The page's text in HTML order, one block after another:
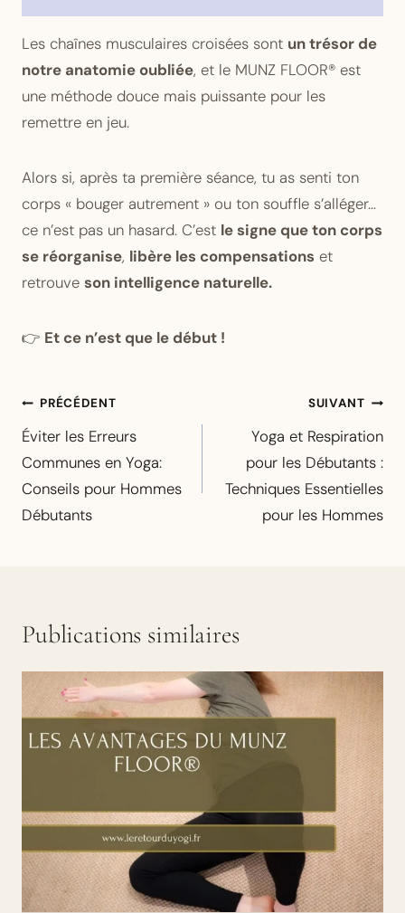
Les chaînes musculaires croisées sont un trésor de
notre anatomie oubliée, et le MUNZ FLOOR® est
une méthode douce mais puissante pour les
remettre en jeu.
Alors si, après ta première séance, tu as senti ton
corps « bouger autrement » ou ton souffle s’alléger…
ce n’est pas un hasard. C’est le signe que ton corps
se réorganise, libère les compensations et
retrouve son intelligence naturelle.
👉 Et ce n’est que le début !
Navigation
de
l’article
PRÉCÉDENT
Éviter les Erreurs
Communes en Yoga:
Conseils pour Hommes
Débutants
SUIVANT
Yoga et Respiration
pour les Débutants :
Techniques Essentielles
pour les Hommes
Publications similaires